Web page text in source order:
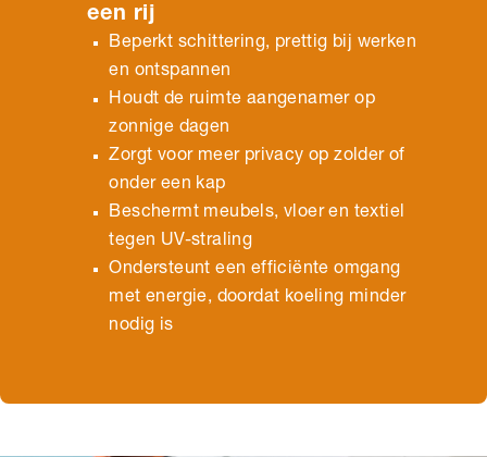
een rij
Beperkt schittering, prettig bij werken
en ontspannen
Houdt de ruimte aangenamer op
zonnige dagen
Zorgt voor meer privacy op zolder of
onder een kap
Beschermt meubels, vloer en textiel
tegen UV-straling
Ondersteunt een efficiënte omgang
met energie, doordat koeling minder
nodig is